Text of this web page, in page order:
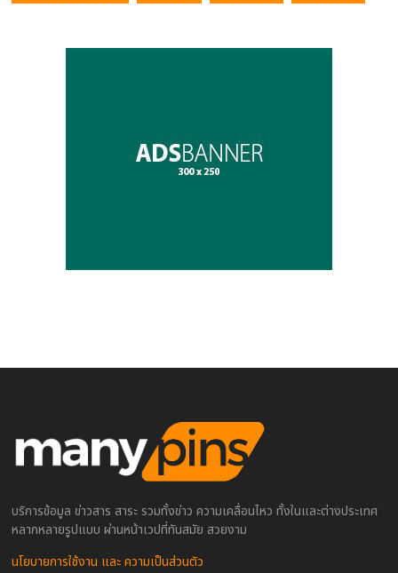
บริการข้อมูล ข่าวสาร สาระ รวมทั้งข่าว ความเคลื่อนไหว ทั้งในและต่างประเทศ
หลากหลายรูปแบบ ผ่านหน้าเวปที่ทันสมัย สวยงาม
นโยบายการใช้งาน และ ความเป็นส่วนตัว